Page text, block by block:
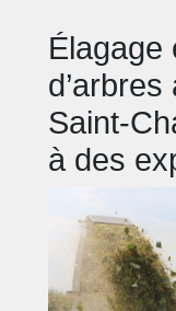
Élagage
Saint-
à des